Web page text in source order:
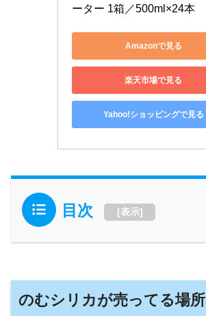
ーター 1箱／500ml×24本
Amazonで見る
楽天市場で見る
Yahoo!ショッピングで見る
目次 [表示]
のむシリカが売ってる場所